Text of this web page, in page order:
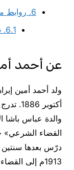
6. روابط
6.1.
عن أحمد
والدة عباس باشا
درّس بعدها